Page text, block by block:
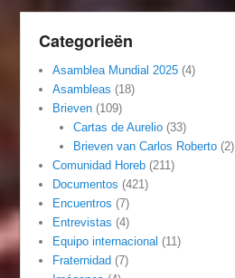
Categorieën
Asamblea Mundial 2025 (4)
Asambleas (18)
Brieven (109)
Cartas de Aurelio(33)
Brieven van Carlos Roberto(2)
Comunidad Horeb (211)
Documentos (421)
Encuentros (7)
Entrevistas (4)
Equipo internacional (11)
Fraternidad (7)